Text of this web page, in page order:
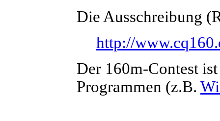
Die Ausschreibung
http://
Der 160m-Contest
Programmen (z.B.